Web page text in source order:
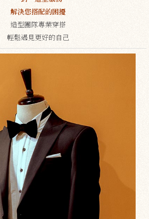
解決您搭配的困擾
造型團隊專業穿搭
輕鬆遇見更好的自己